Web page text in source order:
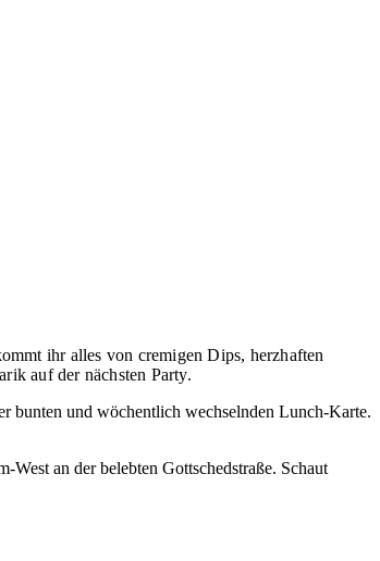
ihr alles von cremigen Dips, herzhaften
auf der nächsten Party.
bunten und wöchentlich wechselnden Lunch-Karte.
an der belebten Gottschedstraße. Schaut